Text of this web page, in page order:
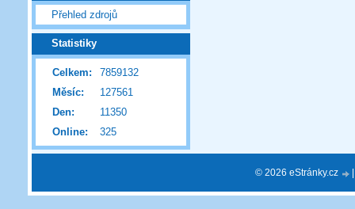
Přehled zdrojů
Statistiky
Online: 325
Celkem:
7859132
Měsíc:
127561
Den:
11350
© 2026 eStránky.cz